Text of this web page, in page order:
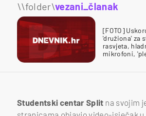
\\folder\vezani_članak
[FOTO]
'družiona' za
rasvjeta,
mikrofoni,
Studentski centar Split na svojim